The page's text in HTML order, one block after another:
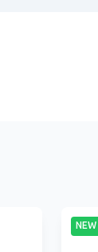
NEW